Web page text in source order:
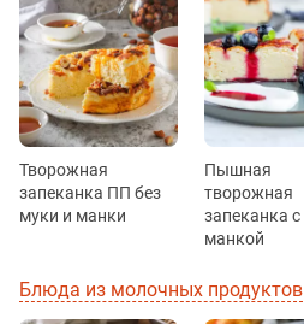
Творожная
запеканка ПП без
муки и манки
Пышная
творожная
запеканка с
манкой
Блюда из молочных продуктов